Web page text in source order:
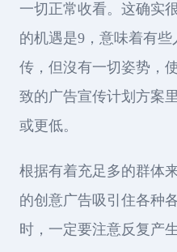
一切正常收看。这确实
的机遇是9，意味着有
传，但沒有一切姿势，
致的广告宣传计划方案
或更低。
根据有着充足多的群体
的创意广告吸引住各种
时，一定要注意反复产